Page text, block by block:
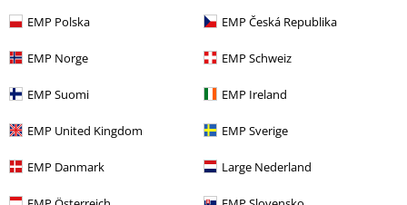
EMP Polska EMP Česká Republika
EMP Norge EMP Schweiz
EMP Suomi EMP Ireland
EMP United Kingdom EMP Sverige
EMP Danmark Large Nederland
Naposledy navštívené